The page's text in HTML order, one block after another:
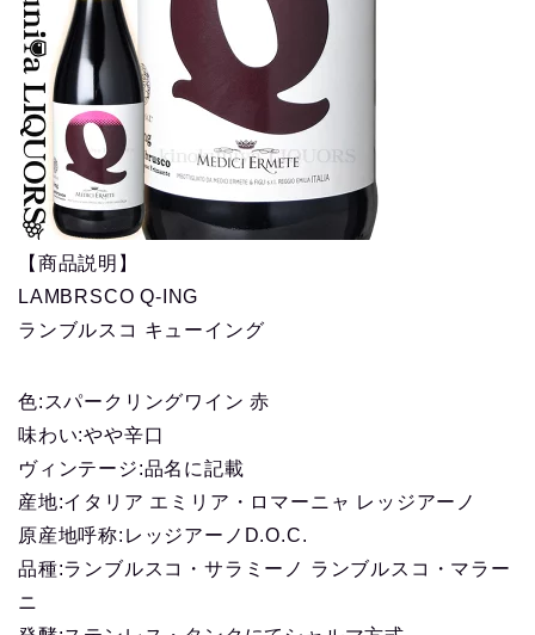
【商品説明】
LAMBRSCO Q-ING
ランブルスコ キューイング
色:スパークリングワイン 赤
味わい:やや辛口
ヴィンテージ:品名に記載
産地:イタリア エミリア・ロマーニャ レッジアーノ
原産地呼称:レッジアーノD.O.C.
品種:ランブルスコ・サラミーノ ランブルスコ・マラー
ニ